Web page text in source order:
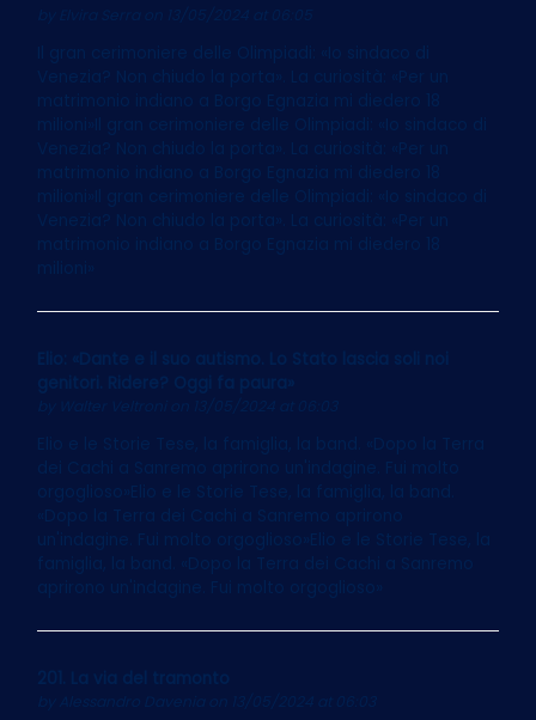
on 13/05/2024 at 06:05
Il gran cerimoniere delle Olimpiadi: «Io sindaco di
Venezia? Non chiudo la porta». La curiosità: «Per un
matrimonio indiano a Borgo Egnazia mi diedero 18
milioni»Il gran cerimoniere delle Olimpiadi: «Io sindaco di
Venezia? Non chiudo la porta». La curiosità: «Per un
matrimonio indiano a Borgo Egnazia mi diedero 18
milioni»Il gran cerimoniere delle Olimpiadi: «Io sindaco di
Venezia? Non chiudo la porta». La curiosità: «Per un
matrimonio indiano a Borgo Egnazia mi diedero 18
Elio: «Dante e il suo autismo. Lo Stato lascia soli noi
genitori. Ridere? Oggi fa paura»
Walter Veltroni on 13/05/2024 at 06:03
Elio e le Storie Tese, la famiglia, la band. «Dopo la Terra
dei Cachi a Sanremo aprirono un'indagine. Fui molto
orgoglioso»Elio e le Storie Tese, la famiglia, la band.
«Dopo la Terra dei Cachi a Sanremo aprirono
un'indagine. Fui molto orgoglioso»Elio e le Storie Tese, la
famiglia, la band. «Dopo la Terra dei Cachi a Sanremo
aprirono un'indagine. Fui molto orgoglioso»
201. La via del tramonto
on 13/05/2024 at 06:03